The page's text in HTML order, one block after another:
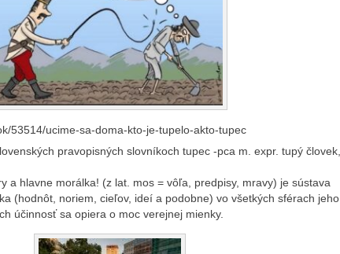
53514/ucime-sa-doma-kto-je-tupelo-akto-tupec
pravopisných slovníkoch tupec -pca m. expr. tupý človek,
a hlavne morálka! (z lat. mos = vôľa, predpisy, mravy) je sústava
(hodnôt, noriem, cieľov, ideí a podobne) vo všetkých sférach jeho
účinnosť sa opiera o moc verejnej mienky.